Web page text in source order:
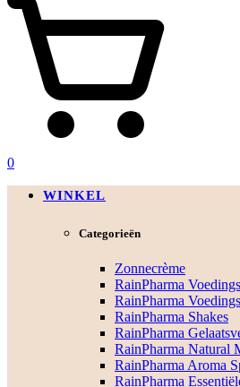
0
WINKEL
Categorieën
Zonnecrème
RainPharma
RainPharma
RainPharma Shakes
RainPharma
RainPharma Natural
RainPharma Aroma
RainPharma